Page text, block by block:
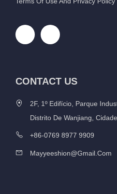
CONTACT US
2F, 1º Edifício, Parque
Distrito De Wanjiang,
+86-0769 8977 9909
Mayyeeshion@gmail.com